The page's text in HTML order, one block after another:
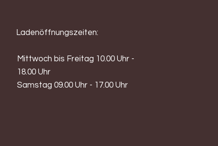
Ladenöffnungszeiten:
Mittwoch bis Freitag 10.00 Uhr -
18.00 Uhr
Samstag 09.00 Uhr - 17.00 Uhr